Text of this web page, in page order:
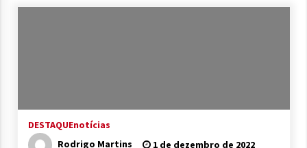
DESTAQUEnotícias
Rodrigo Martins
1 de dezembro de 2022